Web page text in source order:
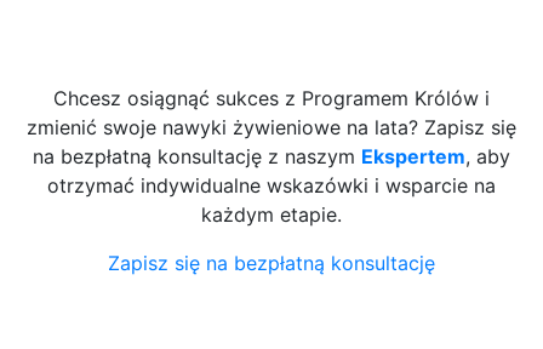
Chcesz osiągnąć sukces z Programem Królów i
zmienić swoje nawyki żywieniowe na lata? Zapisz się
na bezpłatną konsultację z naszym Ekspertem, aby
otrzymać indywidualne wskazówki i wsparcie na
każdym etapie.
Zapisz się na bezpłatną konsultację